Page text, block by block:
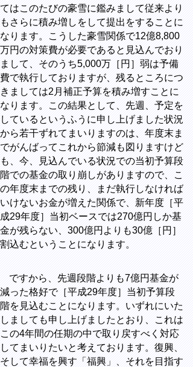
てはこのたびの豪雪に鑑みまして従来より
もさらに積み増しをして提出をすることに
なります。こうした豪雪関係で12億8,800
万円の対策費が必要であると見込んでおり
まして、そのうち5,000万［円］弱は予備
費で執行しておりますが、残るところにつ
きましては2月補正予算を積み増すことに
なります。この結果として、先週、予定を
しているというふうに申し上げました状況
から若干ずれてまいりますのは、年度末ま
でがんばってこれから節減も図りますけど
も、今、見込んでいる状況での当初予算段
階での基金の取り崩しがありますので、こ
の年度末までの残り、まだ執行しなければ
いけないお金が増えた関係で、新年度［平
成29年度］当初ベースでは270億円しか基
金が残らない、300億円よりも30億［円］
割込むということになります。
ですから、先週段階よりも7億円基金が
減った格好で［平成29年度］当初予算段
階を見込むことになります。いずれにいた
しましても申し上げましたとおり、これは
この4年間の任期の中で取り戻すべく対応
してまいりたいと考えております。復興、
そして幸福を興す「福興」、それを目指す